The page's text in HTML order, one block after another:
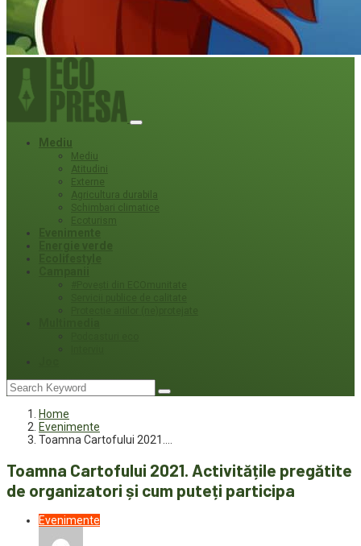
Mediu
Mediu
Atitudini
Externe
Agricultura durabila
Schimbari climatice
Ecoturism
Home
Evenimente
Toamna Cartofului 2021.…
Toamna Cartofului 2021. Activitățile pregătite
de organizatori și cum puteți participa
Evenimente